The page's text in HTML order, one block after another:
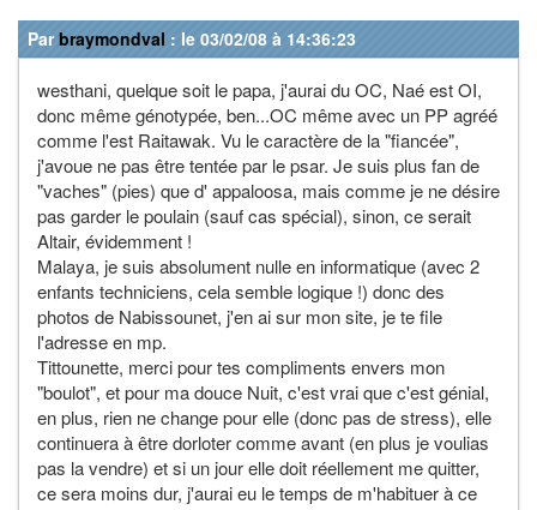
Parbraymondval : le 03/02/08 à 14:36:23
westhani, quelque soit le papa, j'aurai du OC, Naé est OI,
donc même génotypée, ben...OC même avec un PP agréé
comme l'est Raitawak. Vu le caractère de la "fiancée",
j'avoue ne pas être tentée par le psar. Je suis plus fan de
"vaches" (pies) que d' appaloosa, mais comme je ne désire
pas garder le poulain (sauf cas spécial), sinon, ce serait
Altair, évidemment !
Malaya, je suis absolument nulle en informatique (avec 2
enfants techniciens, cela semble logique !) donc des
photos de Nabissounet, j'en ai sur mon site, je te file
l'adresse en mp.
Tittounette, merci pour tes compliments envers mon
"boulot", et pour ma douce Nuit, c'est vrai que c'est génial,
en plus, rien ne change pour elle (donc pas de stress), elle
continuera à être dorloter comme avant (en plus je voulias
pas la vendre) et si un jour elle doit réellement me quitter,
ce sera moins dur, j'aurai eu le temps de m'habituer à ce